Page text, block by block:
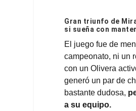
Gran triunfo de
si sueña con
El juego fue de
campeonato, ni un
con un Olivera
generó un par de
bastante dudosa,
a su equipo.